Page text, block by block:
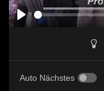
PLAY
Auto Nächstes